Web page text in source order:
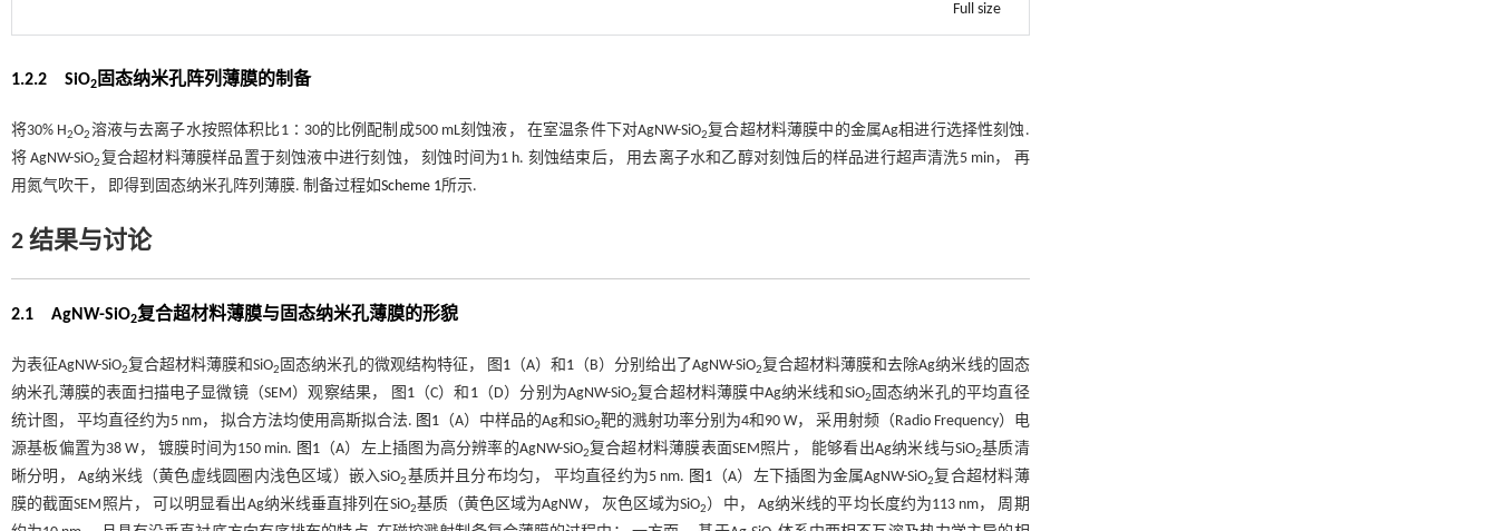
Full size
1.2.2 SiO2 固态纳米孔阵列薄膜的制备
将30% H2O2溶液与去离子水按照体积比1∶30的比例配制成500 mL刻蚀液， 在室温条件下对AgNW-SiO2复合超材料薄膜中的金属Ag相进行选择性刻蚀.
将 AgNW-SiO2复合超材料薄膜样品置于刻蚀液中进行刻蚀， 刻蚀时间为1 h. 刻蚀结束后， 用去离子水和乙醇对刻蚀后的样品进行超声清洗5 min， 再
用氮气吹干， 即得到固态纳米孔阵列薄膜. 制备过程如Scheme 1所示.
2 结果与讨论
2.1 AgNW-SiO2复合超材料薄膜与固态纳米孔薄膜的形貌
为表征AgNW-SiO2复合超材料薄膜和SiO2 固态纳米孔的微观结构特征， 图 1（A）和 1（B）分别给出了AgNW-SiO2复合超材料薄膜和去除Ag纳米线的固态
纳米孔薄膜的表面扫描电子显微镜（SEM）观察结果， 图 1（C）和 1（D）分别为AgNW-SiO2复合超材料薄膜中Ag纳米线和SiO2 固态纳米孔的平均直径
统计图， 平均直径约为5 nm， 拟合方法均使用高斯拟合法. 图1 （A）中样品的Ag和SiO2靶的溅射功率分别为4和90 W， 采用射频（Radio Frequency）电
源基板偏置为38 W， 镀膜时间为150 min. 图1（A）左上插图为高分辨率的AgNW-SiO2复合超材料薄膜表面SEM照片， 能够看出Ag纳米线与SiO2基质清
晰分明， Ag纳米线（黄色虚线圆圈内浅色区域）嵌入SiO2基质并且分布均匀， 平均直径约为5 nm. 图1（A）左下插图为金属AgNW-SiO2复合超材料薄
膜的截面SEM照片， 可以明显看出Ag纳米线垂直排列在SiO2基质（黄色区域为AgNW， 灰色区域为SiO2）中， Ag纳米线的平均长度约为113 nm， 周期